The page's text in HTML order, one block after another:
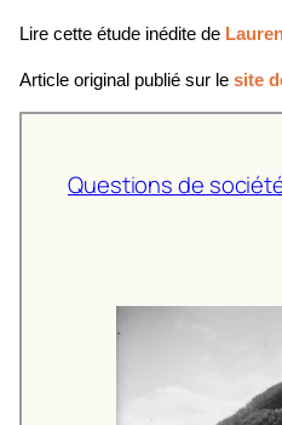
Lire cette étude inédite de
Article original publié sur le site